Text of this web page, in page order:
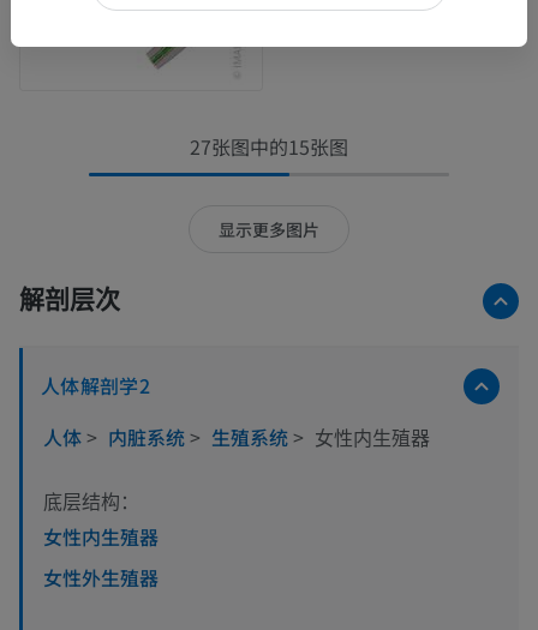
27张图中的15张图
显示更多图片
解剖层次
人体解剖学2
人体> 内脏系统> 生殖系统> 女性内生殖器
底层结构：
女性内生殖器
女性外生殖器